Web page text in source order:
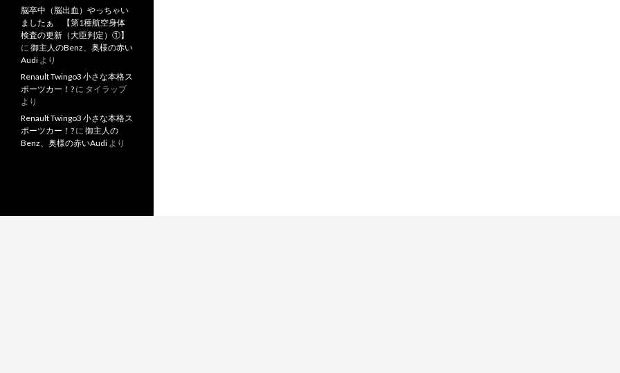
脳卒中（脳出血）やっちゃい
ましたぁ 【第1種航空身体
検査の更新（大臣判定）①】
に 御主人のBenz、奥様の赤い
Audi より
Renault Twingo3 小さな本格ス
ポーツカー！? に タイラップ
より
Renault Twingo3 小さな本格ス
ポーツカー！? に 御主人の
Benz、奥様の赤いAudi より